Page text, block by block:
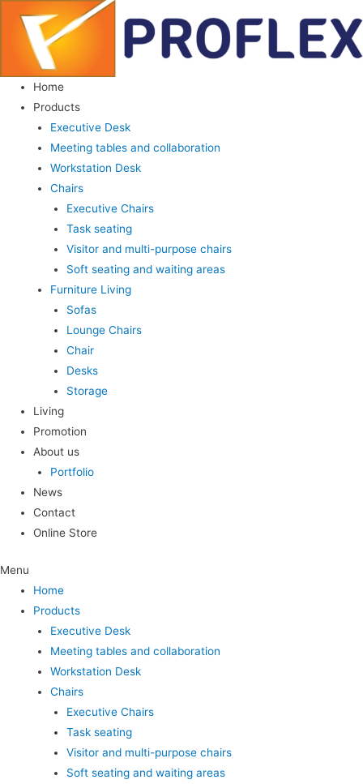
Home
Products
Executive Desk
Meeting tables and collaboration
Workstation Desk
Chairs
Executive Chairs
Task seating
Visitor and multi-purpose chairs
Soft seating and waiting areas
Furniture Living
Sofas
Lounge Chairs
Chair
Desks
Storage
Living
Promotion
About us
Portfolio
News
Contact
Online Store
Menu
Home
Products
Executive Desk
Meeting tables and collaboration
Workstation Desk
Chairs
Executive Chairs
Task seating
Visitor and multi-purpose chairs
Soft seating and waiting areas